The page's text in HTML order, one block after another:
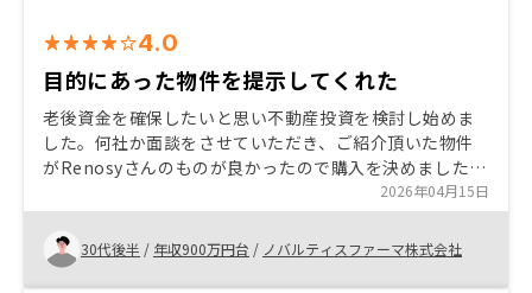
4.0
目的にあった物件を提示してくれた
老後資金を確保したいと思い不動産投資を検討し始めま
した。何社か面談をさせていただき、ご紹介頂いた物件
がRenosyさんのものが良かったので購入を決めました。
また、私が老後資金を目標にしていることを念頭に物件
選びをしてくださったのも良かったです。
2026年04月15日
30代後半 / 年収900万円台 / ノバルティスファーマ株式会社